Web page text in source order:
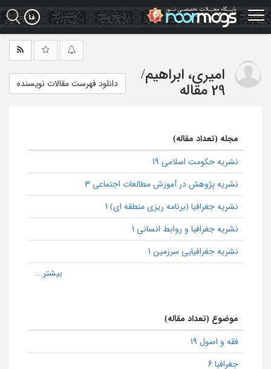
Skip
to
main
امیری، ابراهیم/
29 مقاله
دانلود فهرست مقالات نویسنده
مجله (تعداد مقاله)
نشریه حکومت اسلامی 19
نشریه پژوهش در آموزش مطالعات اجتماعی 3
نشریه جغرافیا (برنامه ریزی منطقه ای) 1
نشریه جغرافيا و روابط انساني 1
نشریه جغرافیایی سرزمین 1
موضوع (تعداد مقاله)
فقه و اصول 19
جغرافیا 6